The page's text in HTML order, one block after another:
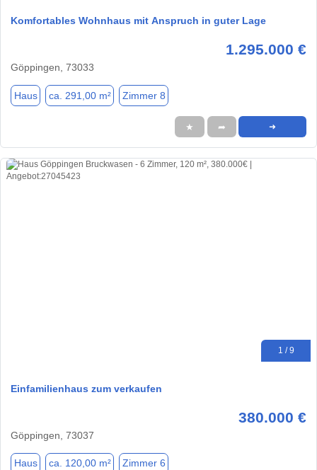
Komfortables Wohnhaus mit Anspruch in guter Lage
1.295.000 €
Göppingen, 73033
Haus ca. 291,00 m² Zimmer 8
★ ➦ ➜
1 / 9
Einfamilienhaus zum verkaufen
380.000 €
Göppingen, 73037
Haus ca. 120,00 m² Zimmer 6